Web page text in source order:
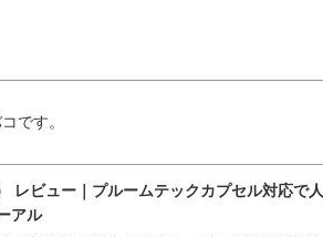
です。
レビュー｜プルームテックカプセル対応で人
アル